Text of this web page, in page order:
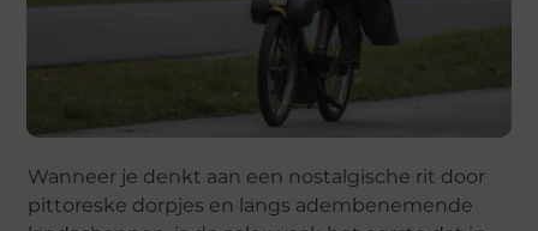
Wanneer je denkt aan een nostalgische rit door
pittoreske dorpjes en langs adembenemende